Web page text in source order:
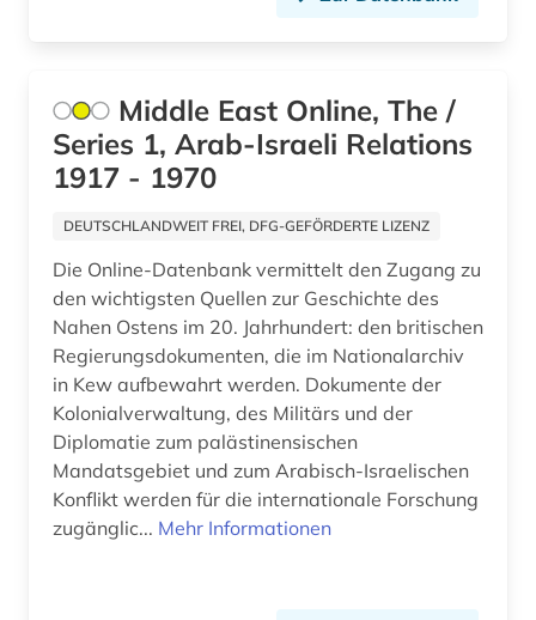
zeitschrift (2)
zeitschriftenaufsatz (1)
zwangsvertreibung (1)
Suedostasien (9)
Suedosteuropa (4)
Tuerkei (1)
USA (1)
Middle East Online, The /
Series 1, Arab-Israeli Relations
1917 - 1970
DEUTSCHLANDWEIT FREI, DFG-GEFÖRDERTE LIZENZ
Die Online-Datenbank vermittelt den Zugang zu
den wichtigsten Quellen zur Geschichte des
Nahen Ostens im 20. Jahrhundert: den britischen
Regierungsdokumenten, die im Nationalarchiv
in Kew aufbewahrt werden. Dokumente der
Kolonialverwaltung, des Militärs und der
Diplomatie zum palästinensischen
Mandatsgebiet und zum Arabisch-Israelischen
Konflikt werden für die internationale Forschung
zugänglic... Mehr Informationen